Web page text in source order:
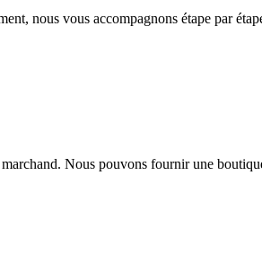
nous vous accompagnons étape par
Nous pouvons fournir une